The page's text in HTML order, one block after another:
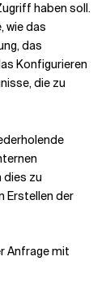
haben soll.
wie das
das
Konfigurieren
die zu
dies zu
Erstellen der
Anfrage mit